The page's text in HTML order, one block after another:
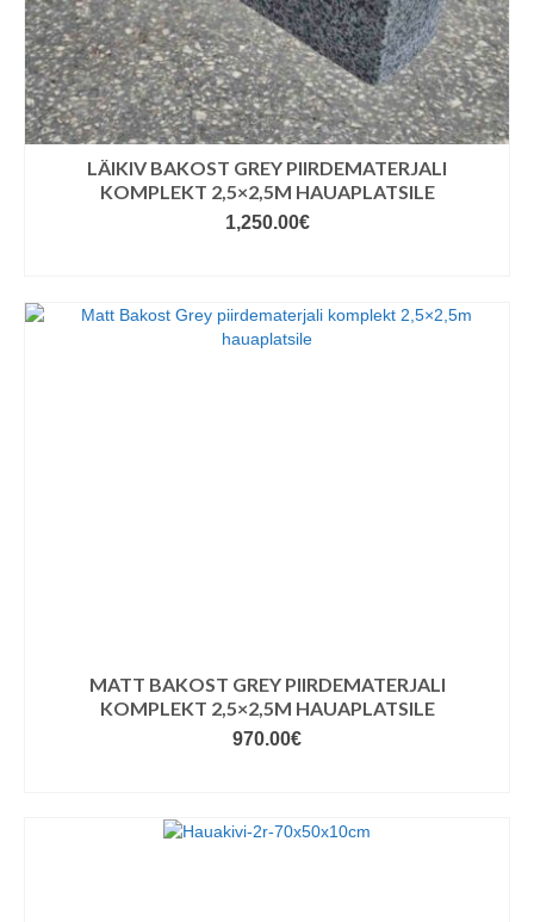
LÄIKIV BAKOST GREY PIIRDEMATERJALI
KOMPLEKT 2,5×2,5M HAUAPLATSILE
1,250.00€
MATT BAKOST GREY PIIRDEMATERJALI
KOMPLEKT 2,5×2,5M HAUAPLATSILE
970.00€